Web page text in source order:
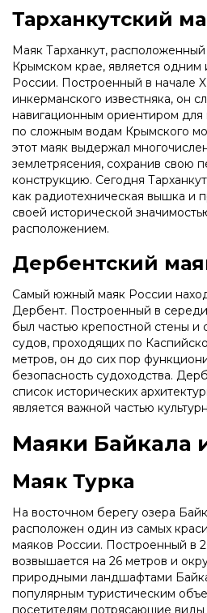
Тарханкутский
Маяк Тарханкут,
Крымском крае, является одним
России. Построенный в начале
инкерманского известняка, он
навигационным ориентиром
по сложным водам Крымского
этот маяк выдержал
землетрясения, сохранив свою
конструкцию. Сегодня
как радиотехническая вышка и
своей исторической
расположением.
Дербентский
Самый южный маяк России
Дербент. Построенный в
был частью крепостной стены и
судов, проходящих по
метров, он до сих пор
безопасность судоходства.
список исторических
является важной частью
Маяки Байкала
Маяк Турка
На восточном берегу озера
расположен один из самых
маяков России. Построенный в
возвышается на 26 метров и
природными ландшафтами
популярным туристическим
посетителям потрясающие